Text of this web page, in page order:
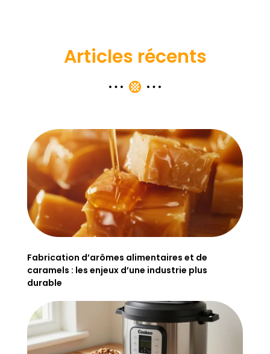
Articles récents
Fabrication d’arômes alimentaires et de
caramels : les enjeux d’une industrie plus
durable